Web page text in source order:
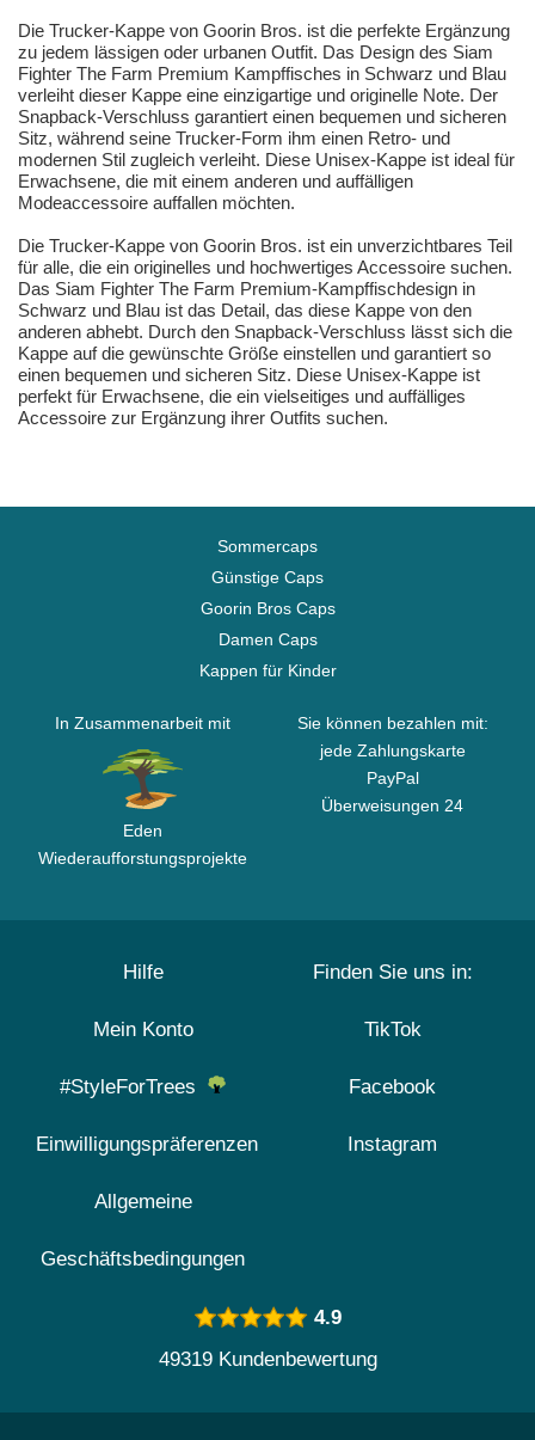
Die Trucker-Kappe von Goorin Bros. ist die perfekte Ergänzung
zu jedem lässigen oder urbanen Outfit. Das Design des Siam
Fighter The Farm Premium Kampffisches in Schwarz und Blau
verleiht dieser Kappe eine einzigartige und originelle Note. Der
Snapback-Verschluss garantiert einen bequemen und sicheren
Sitz, während seine Trucker-Form ihm einen Retro- und
modernen Stil zugleich verleiht. Diese Unisex-Kappe ist ideal für
Erwachsene, die mit einem anderen und auffälligen
Modeaccessoire auffallen möchten.
Die Trucker-Kappe von Goorin Bros. ist ein unverzichtbares Teil
für alle, die ein originelles und hochwertiges Accessoire suchen.
Das Siam Fighter The Farm Premium-Kampffischdesign in
Schwarz und Blau ist das Detail, das diese Kappe von den
anderen abhebt. Durch den Snapback-Verschluss lässt sich die
Kappe auf die gewünschte Größe einstellen und garantiert so
einen bequemen und sicheren Sitz. Diese Unisex-Kappe ist
perfekt für Erwachsene, die ein vielseitiges und auffälliges
Accessoire zur Ergänzung ihrer Outfits suchen.
Sommercaps
Günstige Caps
Goorin Bros Caps
Damen Caps
Kappen für Kinder
In Zusammenarbeit mit
Eden
Wiederaufforstungsprojekte
Sie können bezahlen mit:
jede Zahlungskarte
PayPal
Überweisungen 24
Hilfe
Mein Konto
#StyleForTrees
Einwilligungspräferenzen
Allgemeine
Geschäftsbedingungen
Finden Sie uns in:
TikTok
Facebook
Instagram
4.9
49319 Kundenbewertung